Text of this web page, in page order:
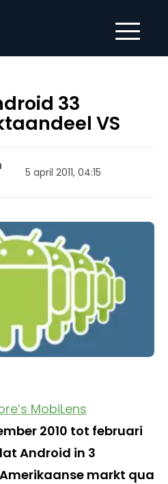
33
VS
5 april 2011, 04:15
MobiLens
2010 tot februari
Android in 3
markt qua